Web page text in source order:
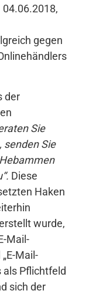
gegen
der
Sie
senden Sie
Diese
Haken
wurde,
Mail-
Mail-
als Pflichtfeld
sich der